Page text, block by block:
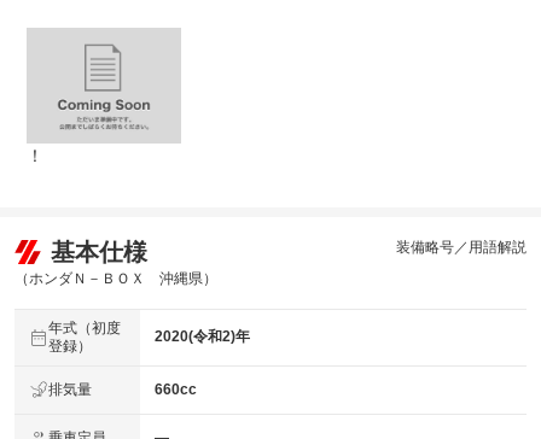
！
基本仕様
（ホンダＮ－ＢＯＸ 沖縄県）
装備略号／用語解説
年式（初度
登録）
2020(令和2)年
排気量 660cc